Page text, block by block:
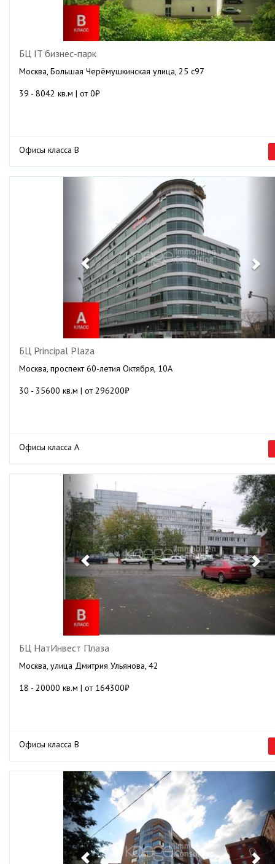
БЦ IT бизнес-парк
Москва, Большая Черёмушкинская улица, 25 с97
39 - 8042 кв.м | от 0₽
Офисы класса B
БЦ Principal Plaza
Москва, проспект 60-летия Октября, 10А
30 - 35600 кв.м | от 296200₽
Офисы класса А
Previous
БЦ НатИнвест Плаза
Москва, улица Дмитрия Ульянова, 42
18 - 20000 кв.м | от 164300₽
Офисы класса B
Previous